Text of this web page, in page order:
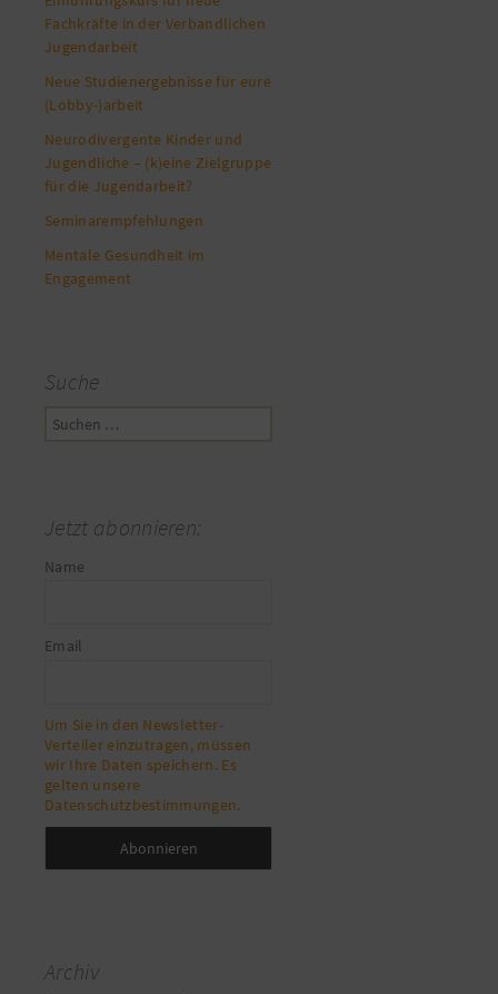
Fachkräfte in der Verbandlichen
Jugendarbeit
Neue Studienergebnisse für eure
(Lobby-)arbeit
Neurodivergente Kinder und
Jugendliche – (k)eine Zielgruppe
für die Jugendarbeit?
Seminarempfehlungen
Mentale Gesundheit im
Engagement
Suche
Suchen
Jetzt abonnieren:
Name
Email
Um Sie in den Newsletter-
Verteiler einzutragen, müssen
wir Ihre Daten speichern. Es
gelten unsere
Datenschutzbestimmungen.
Archiv